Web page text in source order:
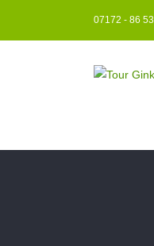
07172 - 86 53